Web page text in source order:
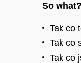
So
Tak co
Tak co
Tak co